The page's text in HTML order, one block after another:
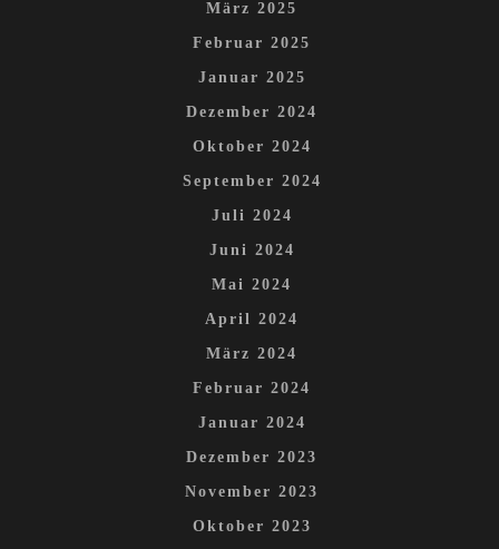
März 2025
Februar 2025
Januar 2025
Dezember 2024
Oktober 2024
September 2024
Juli 2024
Juni 2024
Mai 2024
April 2024
März 2024
Februar 2024
Januar 2024
Dezember 2023
November 2023
Oktober 2023